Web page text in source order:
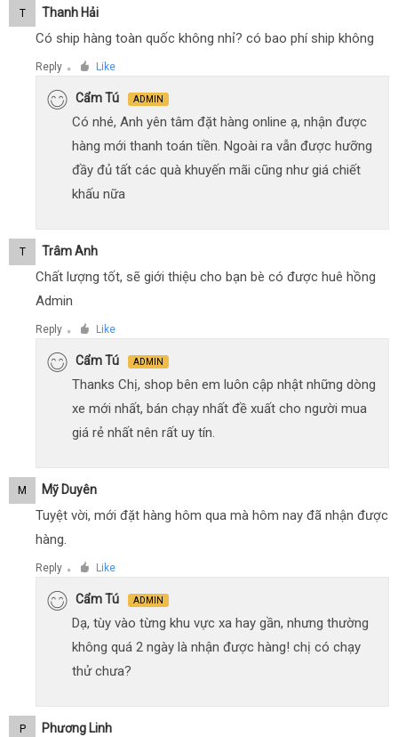
T Thanh Hải
Có ship hàng toàn quốc không nhỉ? có bao phí ship không
Reply ● Like
Cẩm Tú ADMIN
Có nhé, Anh yên tâm đặt hàng online ạ, nhận được
hàng mới thanh toán tiền. Ngoài ra vẫn được hưỡng
đầy đủ tất các quà khuyến mãi cũng như giá chiết
khấu nữa
T Trâm Anh
Chất lượng tốt, sẽ giới thiệu cho bạn bè có được huê hồng
Admin
Reply ● Like
Cẩm Tú ADMIN
Thanks Chị, shop bên em luôn cập nhật những dòng
xe mới nhất, bán chạy nhất đề xuất cho người mua
giá rẻ nhất nên rất uy tín.
M Mỹ Duyên
Tuyệt vời, mới đặt hàng hôm qua mà hôm nay đã nhận được
hàng.
Reply ● Like
Cẩm Tú ADMIN
Dạ, tùy vào từng khu vực xa hay gần, nhưng thường
không quá 2 ngày là nhận được hàng! chị có chạy
thử chưa?
P Phương Linh